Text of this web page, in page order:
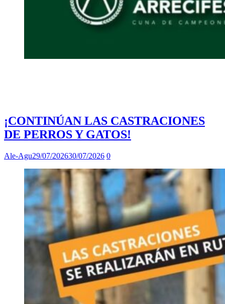
¡CONTINÚAN LAS CASTRACIONES
DE PERROS Y GATOS!
Ale-Agu29/07/202630/07/2026 0